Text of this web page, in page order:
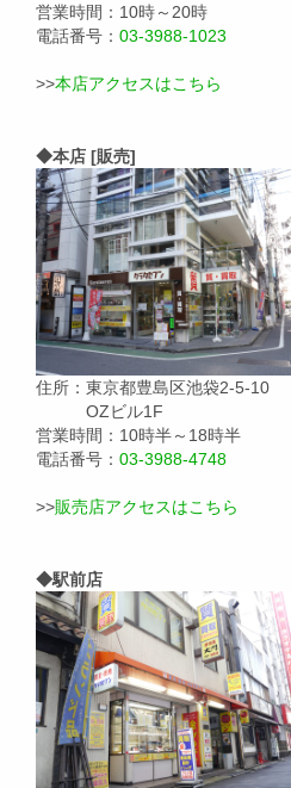
営業時間：10時～20時
電話番号： 03-3988-1023
>>本店アクセスはこちら
◆本店 [販売]
住所：東京都豊島区池袋2-5-10
OZビル1F
営業時間：10時半～18時半
電話番号： 03-3988-4748
>>販売店アクセスはこちら
◆駅前店